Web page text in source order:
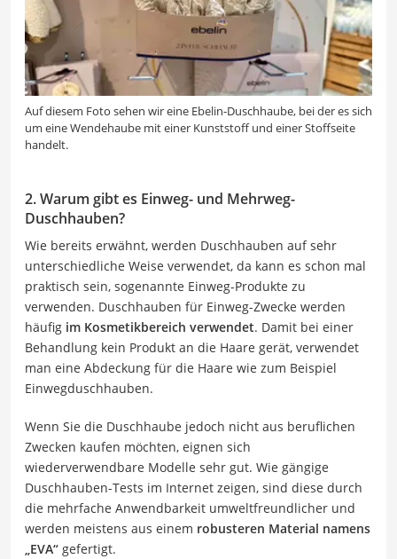
Auf diesem Foto sehen wir eine Ebelin-Duschhaube, bei der es sich
um eine Wendehaube mit einer Kunststoff und einer Stoffseite
handelt.
2. Warum gibt es Einweg- und Mehrweg-
Duschhauben?
Wie bereits erwähnt, werden Duschhauben auf sehr
unterschiedliche Weise verwendet, da kann es schon mal
praktisch sein, sogenannte Einweg-Produkte zu
verwenden. Duschhauben für Einweg-Zwecke werden
häufig im Kosmetikbereich verwendet. Damit bei einer
Behandlung kein Produkt an die Haare gerät, verwendet
man eine Abdeckung für die Haare wie zum Beispiel
Einwegduschhauben.
Wenn Sie die Duschhaube jedoch nicht aus beruflichen
Zwecken kaufen möchten, eignen sich
wiederverwendbare Modelle sehr gut. Wie gängige
Duschhauben-Tests im Internet zeigen, sind diese durch
die mehrfache Anwendbarkeit umweltfreundlicher und
werden meistens aus einem robusteren Material namens
„EVA“ gefertigt.